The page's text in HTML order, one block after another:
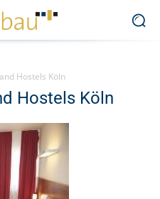
Hostels Köln
Hostels Köln